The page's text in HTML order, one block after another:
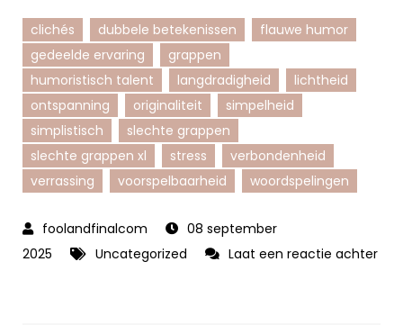
clichés dubbele betekenissen
flauwe humor
gedeelde ervaring
grappen
humoristisch talent
langdradigheid
lichtheid
ontspanning
originaliteit
simpelheid
simplistisch
slechte grappen
slechte grappen xl
stress
verbondenheid
verrassing
voorspelbaarheid woordspelingen
08 september
2025
Uncategorized
Laat een reactie achter